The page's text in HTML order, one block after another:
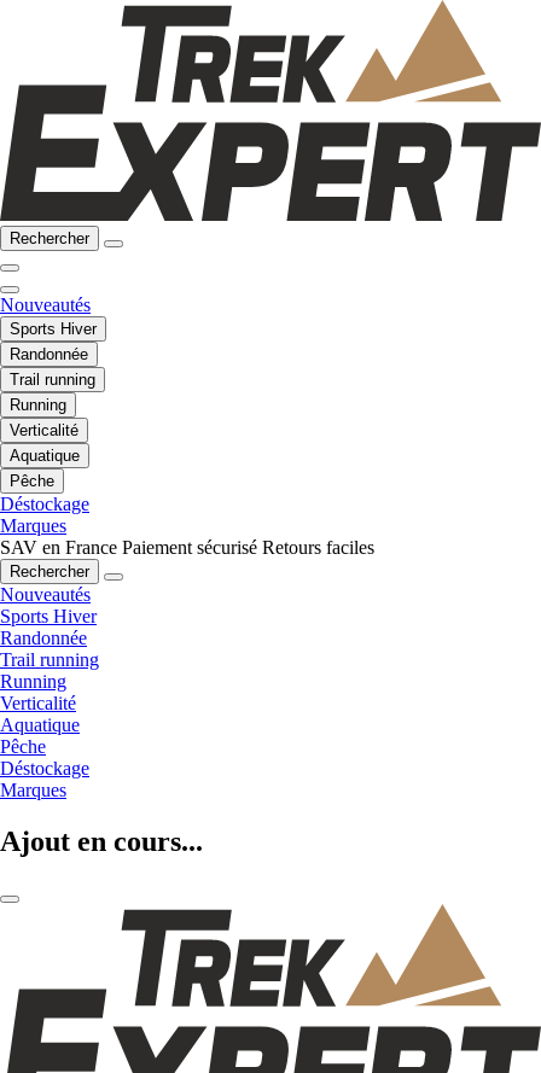
Rechercher
Nouveautés
Sports Hiver
Randonnée
Trail running
Running
Verticalité
Aquatique
Pêche
Déstockage
Marques
SAV en France Paiement sécurisé Retours faciles
Rechercher
Nouveautés
Sports Hiver
Randonnée
Trail running
Running
Verticalité
Aquatique
Pêche
Déstockage
Marques
Ajout en cours...